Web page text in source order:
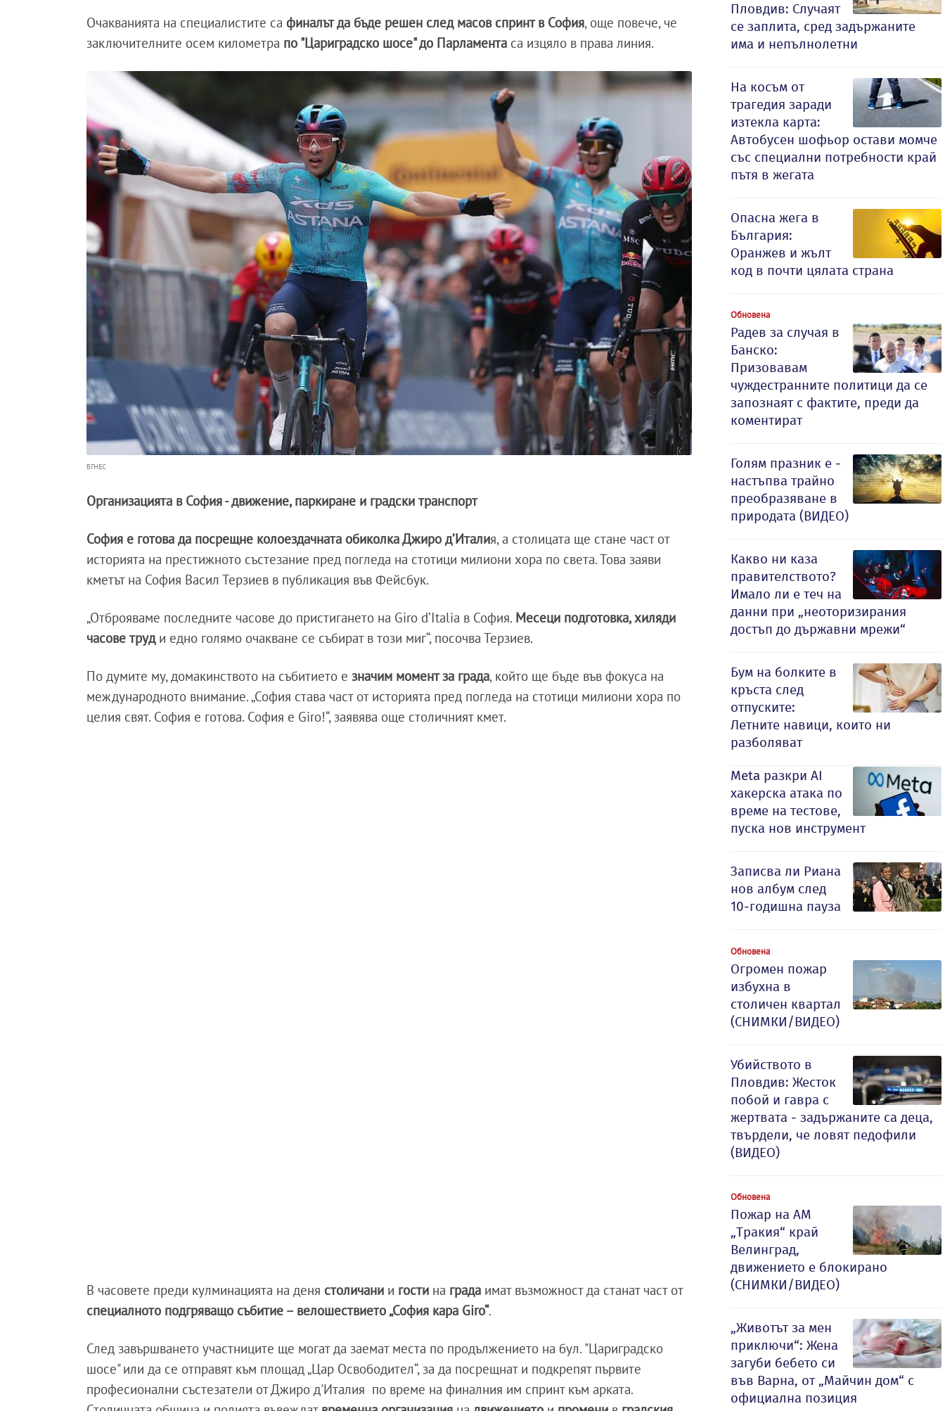
Очакванията на специалистите сафиналът да бъде решен след масов спринт в София, още повече, че
заключителните осем километра по "Цариградско шосе" до Парламента са изцяло в права линия.
БГНЕС
Организацията в София - движение, паркиране и градски транспорт
София е готова да посрещне колоездачната обиколка Джиро д’Италия, а столицата ще стане част от
историята на престижното състезание пред погледа на стотици милиони хора по света. Това заяви
кметът на София Васил Терзиев в публикация във Фейсбук.
„Отброяваме последните часове до пристигането на Giro d’Italia в София. Месеци подготовка, хиляди
часове труд и едно голямо очакване се събират в този миг“, посочва Терзиев.
По думите му, домакинството на събитието езначим момент за града, който ще бъде във фокуса на
международното внимание. „София става част от историята пред погледа на стотици милиони хора по
целия свят. София е готова. София е Giro!“, заявява още столичният кмет.
В часовете преди кулминацията на деня столичани и гости на града имат възможност да станат част от
специалното подгряващо събитие – велошествието „София кара Giro“.
След завършването участниците ще могат да заемат места по продължението на бул. "Цариградско
шосе" или да се отправят към площад „Цар Освободител“, за да посрещнат и подкрепят първите
професионални състезатели от Джиро д'Италия по време на финалния им спринт към арката.
Пловдив: Случаят
се заплита, сред задържаните
има и непълнолетни
На косъм от
трагедия заради
изтекла карта:
Автобусен шофьор остави момче
със специални потребности край
пътя в жегата
Опасна жега в
България:
Оранжев и жълт
код в почти цялата страна
Обновена
Радев за случая в
Банско:
Призовавам
чуждестранните политици да се
запознаят с фактите, преди да
коментират
Голям празник е -
настъпва трайно
преобразяване в
природата (ВИДЕО)
Какво ни каза
правителството?
Имало ли е теч на
данни при „неоторизирания
достъп до държавни мрежи“
Бум на болките в
кръста след
отпуските:
Летните навици, които ни
разболяват
Meta разкри AI
хакерска атака по
време на тестове,
пуска нов инструмент
Записва ли Риана
нов албум след
10-годишна пауза
Обновена
Огромен пожар
избухна в
столичен квартал
(СНИМКИ/ВИДЕО)
Убийството в
Пловдив: Жесток
побой и гавра с
жертвата - задържаните са деца,
твърдели, че ловят педофили
(ВИДЕО)
Обновена
Пожар на АМ
„Тракия“ край
Велинград,
движението е блокирано
(СНИМКИ/ВИДЕО)
„Животът за мен
приключи“: Жена
загуби бебето си
във Варна, от „Майчин дом“ с
официална позиция